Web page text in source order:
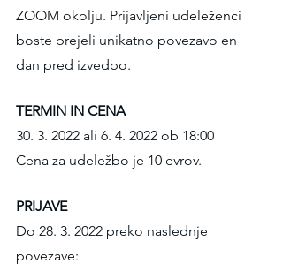
ZOOM okolju. Prijavljeni udeleženci
boste prejeli unikatno povezavo en
dan pred izvedbo.
TERMIN IN CENA
30. 3. 2022 ali 6. 4. 2022 ob 18:00
Cena za udeležbo je 10 evrov.
PRIJAVE
Do 28. 3. 2022 preko naslednje
povezave: